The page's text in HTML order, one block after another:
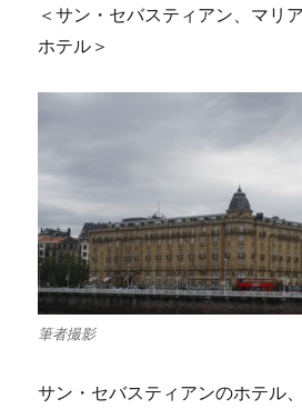
＜サン・セバスティアン、マリ
ホテル＞
筆者撮影
サン・セバスティアンのホテル